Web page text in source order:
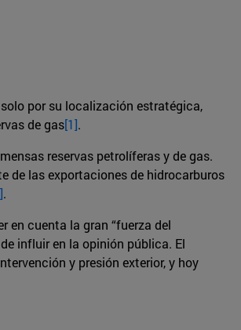
por su localización estratégica,
de gas[1].
reservas petrolíferas y de gas.
de las exportaciones de hidrocarburos
.
en cuenta la gran “fuerza del
influir en la opinión pública. El
y presión exterior, y hoy